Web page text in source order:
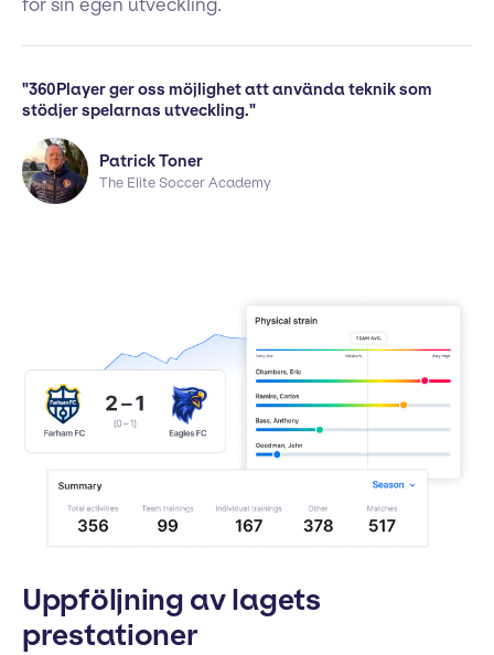
"360Player ger oss möjlighet att använda teknik som
stödjer spelarnas utveckling."
Patrick Toner
The Elite Soccer Academy
Uppföljning av lagets
prestationer